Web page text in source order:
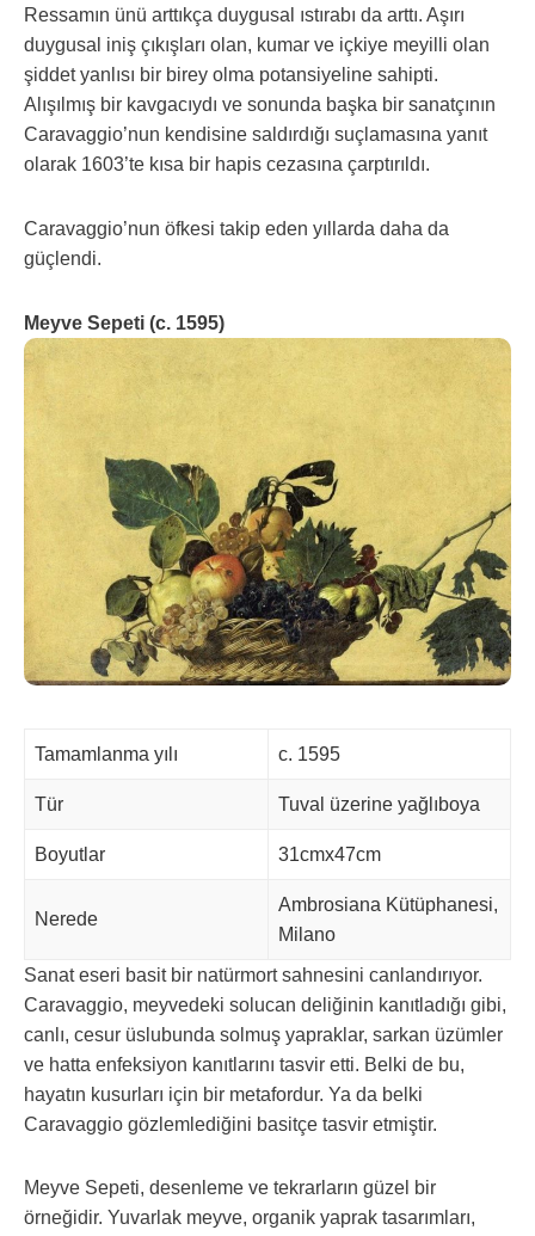
Ressamın ünü arttıkça duygusal ıstırabı da arttı. Aşırı
duygusal iniş çıkışları olan, kumar ve içkiye meyilli olan
şiddet yanlısı bir birey olma potansiyeline sahipti.
Alışılmış bir kavgacıydı ve sonunda başka bir sanatçının
Caravaggio’nun kendisine saldırdığı suçlamasına yanıt
olarak 1603’te kısa bir hapis cezasına çarptırıldı.
Caravaggio’nun öfkesi takip eden yıllarda daha da
güçlendi.
Meyve Sepeti (c. 1595)
Tamamlanma yılı c. 1595
Tür Tuval üzerine yağlıboya
Boyutlar 31cmx47cm
Nerede
Ambrosiana Kütüphanesi,
Milano
Sanat eseri basit bir natürmort sahnesini canlandırıyor.
Caravaggio, meyvedeki solucan deliğinin kanıtladığı gibi,
canlı, cesur üslubunda solmuş yapraklar, sarkan üzümler
ve hatta enfeksiyon kanıtlarını tasvir etti. Belki de bu,
hayatın kusurları için bir metafordur. Ya da belki
Caravaggio gözlemlediğini basitçe tasvir etmiştir.
Meyve Sepeti, desenleme ve tekrarların güzel bir
örneğidir. Yuvarlak meyve, organik yaprak tasarımları,